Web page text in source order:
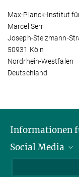
Max-Planck-Institut
Marcel Serr
Joseph-Stelzmann-
50931 Köln
Nordrhein-Westfalen
Deutschland
Informationen
Bewerbende
Social Media